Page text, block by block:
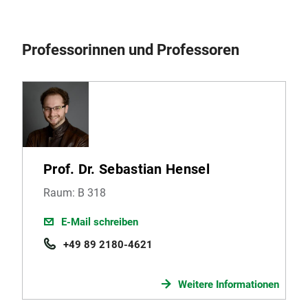
Professorinnen und Professoren
Prof. Dr. Sebastian Hensel
Raum: B 318
E-Mail schreiben
+49 89 2180-4621
Weitere Informationen